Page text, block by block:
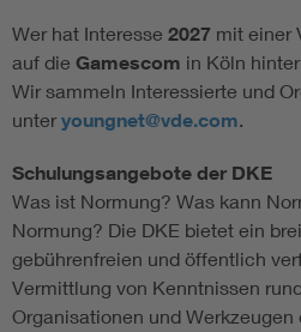
Wer hat Interesse 2027 mit einer
auf die Gamescom in Köln
Wir sammeln Interessierte und
unteryoungnet@vde.com.
Schulungsangebote der DKE
Was ist Normung? Was kann
Normung? Die DKE bietet ein
gebührenfreien und öffentlich
Vermittlung von Kenntnissen
Organisationen und